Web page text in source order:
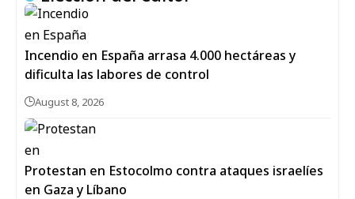
Incendio en España arrasa 4.000 hectáreas y
dificulta las labores de control
August 8, 2026
Protestan en Estocolmo contra ataques israelíes
en Gaza y Líbano